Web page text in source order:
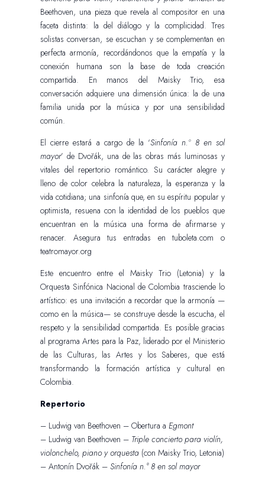
Beethoven, una pieza que revela al compositor en una
faceta distinta: la del diálogo y la complicidad. Tres
solistas conversan, se escuchan y se complementan en
perfecta armonía, recordándonos que la empatía y la
conexión humana son la base de toda creación
compartida. En manos del Maisky Trio, esa
conversación adquiere una dimensión única: la de una
familia unida por la música y por una sensibilidad
común.
El cierre estará a cargo de la ‘Sinfonía n.º 8 en sol
mayor’ de Dvořák, una de las obras más luminosas y
vitales del repertorio romántico. Su carácter alegre y
lleno de color celebra la naturaleza, la esperanza y la
vida cotidiana; una sinfonía que, en su espíritu popular y
optimista, resuena con la identidad de los pueblos que
encuentran en la música una forma de afirmarse y
renacer. Asegura tus entradas en tuboleta.com o
teatromayor.org
Este encuentro entre el Maisky Trio (Letonia) y la
Orquesta Sinfónica Nacional de Colombia trasciende lo
artístico: es una invitación a recordar que la armonía —
como en la música— se construye desde la escucha, el
respeto y la sensibilidad compartida. Es posible gracias
al programa Artes para la Paz, liderado por el Ministerio
de las Culturas, las Artes y los Saberes, que está
transformando la formación artística y cultural en
Colombia.
Repertorio
– Ludwig van Beethoven – Obertura aEgmont
– Ludwig van Beethoven – Triple concierto para violín,
violonchelo, piano y orquesta (con Maisky Trio, Letonia)
– Antonín Dvořák –Sinfonía n.° 8 en sol mayor